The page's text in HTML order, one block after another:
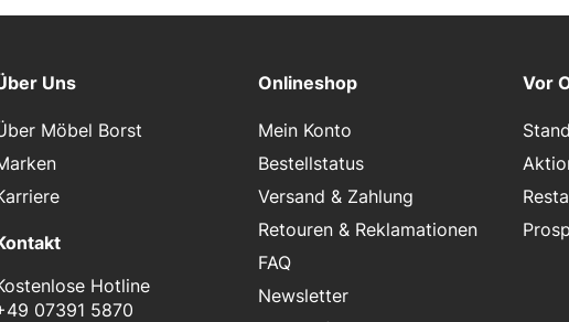
Uns
Möbel Borst
Hotline
07391 5870
Onlineshop
Mein Konto
Bestellstatus
Versand & Zahlung
Retouren & Reklamationen
FAQ
Newsletter
Vor